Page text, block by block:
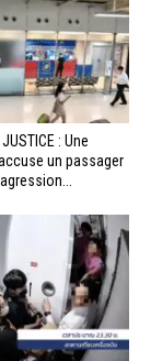
: Une
un passager